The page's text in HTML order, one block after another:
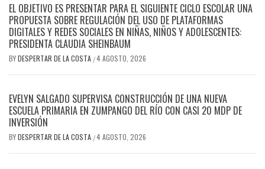
EL OBJETIVO ES PRESENTAR PARA EL SIGUIENTE CICLO ESCOLAR UNA
PROPUESTA SOBRE REGULACIÓN DEL USO DE PLATAFORMAS
DIGITALES Y REDES SOCIALES EN NIÑAS, NIÑOS Y ADOLESCENTES:
PRESIDENTA CLAUDIA SHEINBAUM
BYDESPERTAR DE LA COSTA /4 AGOSTO, 2026
EVELYN SALGADO SUPERVISA CONSTRUCCIÓN DE UNA NUEVA
ESCUELA PRIMARIA EN ZUMPANGO DEL RÍO CON CASI 20 MDP DE
INVERSIÓN
BYDESPERTAR DE LA COSTA /4 AGOSTO, 2026